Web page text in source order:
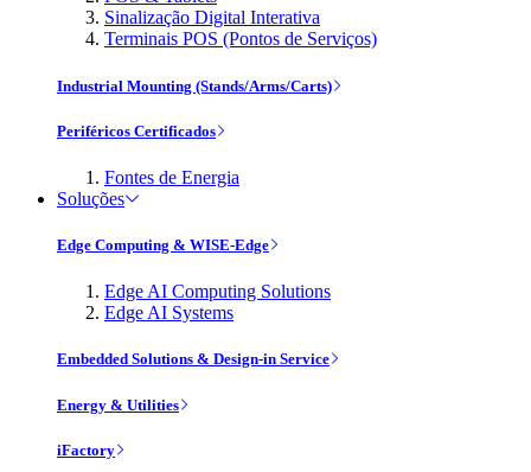
Sinalização Digital Interativa
Terminais POS (Pontos de Serviços)
Industrial Mounting (Stands/Arms/Carts)
Periféricos Certificados
Fontes de Energia
Soluções
Edge Computing & WISE-Edge
Edge AI Computing Solutions
Edge AI Systems
Embedded Solutions & Design-in Service
Energy & Utilities
iFactory